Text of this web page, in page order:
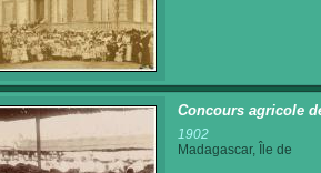
Concours agricole
1902
Madagascar, Île de